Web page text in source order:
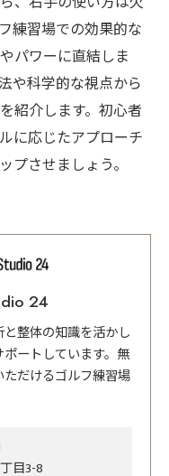
練習場での効果的な
パワーに直結しま
や科学的な視点から
紹介します。初心者
に応じたアプローチ
プさせましょう。
24
整体の知識を活かし
ートしています。無
だけるゴルフ練習場
目3-8